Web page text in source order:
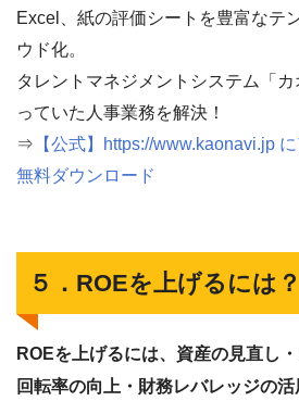
Excel、紙の評価シートを豊富なテ
ウド化。
タレントマネジメントシステム「
っていた人事業務を解決！
⇒ 【公式】https://www.kaonavi.jp
無料ダウンロード
５．ROEを上げるには？
ROEを上げるには、資産の見直し
回転率の向上・財務レバレッジの